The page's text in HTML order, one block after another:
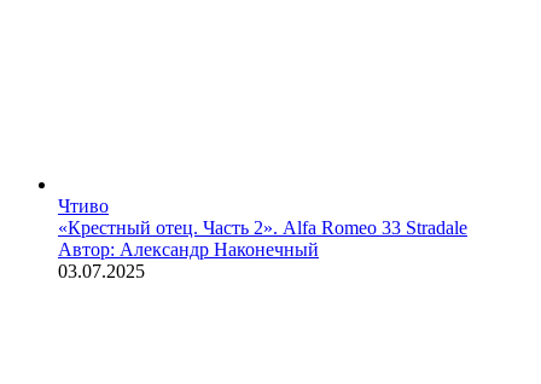
Чтиво
«Крестный отец. Часть 2». Alfa Romeo 33 Stradale
Автор: Александр Наконечный
03.07.2025